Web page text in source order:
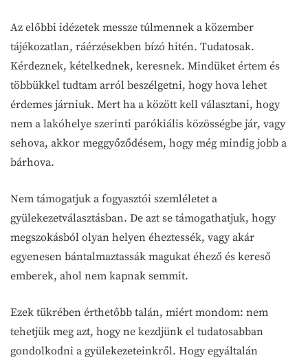
Az előbbi idézetek messze túlmennek a közember
tájékozatlan, ráérzésekben bízó hitén. Tudatosak.
Kérdeznek, kételkednek, keresnek. Mindüket értem és
többükkel tudtam arról beszélgetni, hogy hova lehet
érdemes járniuk. Mert ha a között kell választani, hogy
nem a lakóhelye szerinti parókiális közösségbe jár, vagy
sehova, akkor meggyőződésem, hogy még mindig jobb a
bárhova.
Nem támogatjuk a fogyasztói szemléletet a
gyülekezetválasztásban. De azt se támogathatjuk, hogy
megszokásból olyan helyen éheztessék, vagy akár
egyenesen bántalmaztassák magukat éhező és kereső
emberek, ahol nem kapnak semmit.
Ezek tükrében érthetőbb talán, miért mondom: nem
tehetjük meg azt, hogy ne kezdjünk el tudatosabban
gondolkodni a gyülekezeteinkről. Hogy egyáltalán